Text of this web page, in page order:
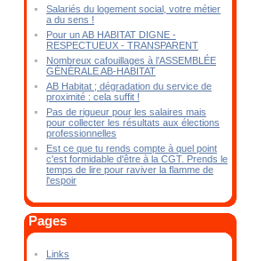
Salariés du logement social, votre métier
a du sens !
Pour un AB HABITAT DIGNE -
RESPECTUEUX - TRANSPARENT
Nombreux cafouillages à l’ASSEMBLÉE
GÉNÉRALE AB-HABITAT
AB Habitat ; dégradation du service de
proximité : cela suffit !
Pas de rigueur pour les salaires mais
pour collecter les résultats aux élections
professionnelles
Est ce que tu rends compte à quel point
c'est formidable d'être à la CGT. Prends le
temps de lire pour raviver la flamme de
l'espoir
Pages
Links